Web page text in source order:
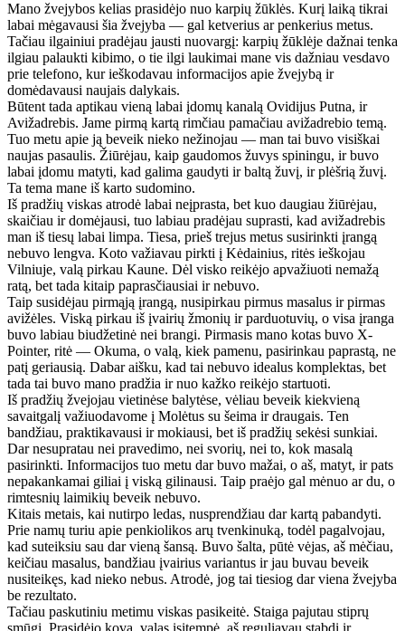
Mano žvejybos kelias prasidėjo nuo karpių žūklės. Kurį laiką tikrai
labai mėgavausi šia žvejyba — gal ketverius ar penkerius metus.
Tačiau ilgainiui pradėjau jausti nuovargį: karpių žūklėje dažnai tenka
ilgiau palaukti kibimo, o tie ilgi laukimai mane vis dažniau vesdavo
prie telefono, kur ieškodavau informacijos apie žvejybą ir
domėdavausi naujais dalykais.
Būtent tada aptikau vieną labai įdomų kanalą Ovidijus Putna, ir
Avižadrebis. Jame pirmą kartą rimčiau pamačiau avižadrebio temą.
Tuo metu apie ją beveik nieko nežinojau — man tai buvo visiškai
naujas pasaulis. Žiūrėjau, kaip gaudomos žuvys spiningu, ir buvo
labai įdomu matyti, kad galima gaudyti ir baltą žuvį, ir plėšrią žuvį.
Ta tema mane iš karto sudomino.
Iš pradžių viskas atrodė labai neįprasta, bet kuo daugiau žiūrėjau,
skaičiau ir domėjausi, tuo labiau pradėjau suprasti, kad avižadrebis
man iš tiesų labai limpa. Tiesa, prieš trejus metus susirinkti įrangą
nebuvo lengva. Koto važiavau pirkti į Kėdainius, ritės ieškojau
Vilniuje, valą pirkau Kaune. Dėl visko reikėjo apvažiuoti nemažą
ratą, bet tada kitaip paprasčiausiai ir nebuvo.
Taip susidėjau pirmąją įrangą, nusipirkau pirmus masalus ir pirmas
avižėles. Viską pirkau iš įvairių žmonių ir parduotuvių, o visa įranga
buvo labiau biudžetinė nei brangi. Pirmasis mano kotas buvo X-
Pointer, ritė — Okuma, o valą, kiek pamenu, pasirinkau paprastą, ne
patį geriausią. Dabar aišku, kad tai nebuvo idealus komplektas, bet
tada tai buvo mano pradžia ir nuo kažko reikėjo startuoti.
Iš pradžių žvejojau vietinėse balytėse, vėliau beveik kiekvieną
savaitgalį važiuodavome į Molėtus su šeima ir draugais. Ten
bandžiau, praktikavausi ir mokiausi, bet iš pradžių sekėsi sunkiai.
Dar nesupratau nei pravedimo, nei svorių, nei to, kok masalą
pasirinkti. Informacijos tuo metu dar buvo mažai, o aš, matyt, ir pats
nepakankamai giliai į viską gilinausi. Taip praėjo gal mėnuo ar du, o
rimtesnių laimikių beveik nebuvo.
Kitais metais, kai nutirpo ledas, nusprendžiau dar kartą pabandyti.
Prie namų turiu apie penkiolikos arų tvenkinuką, todėl pagalvojau,
kad suteiksiu sau dar vieną šansą. Buvo šalta, pūtė vėjas, aš mėčiau,
keičiau masalus, bandžiau įvairius variantus ir jau buvau beveik
nusiteikęs, kad nieko nebus. Atrodė, jog tai tiesiog dar viena žvejyba
be rezultato.
Tačiau paskutiniu metimu viskas pasikeitė. Staiga pajutau stiprų